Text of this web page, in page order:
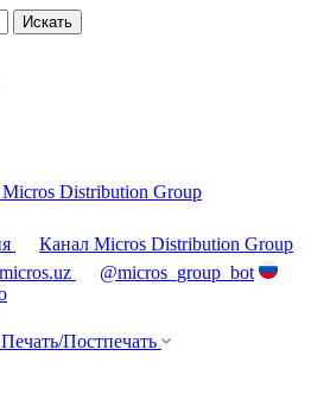
Искать
Distribution Group
Канал Micros Distribution Group
@micros_group_bot
Печать/Постпечать